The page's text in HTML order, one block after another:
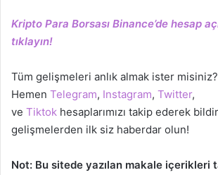
Kripto Para Borsası Binance’de hesap
tıklayın!
Tüm gelişmeleri anlık almak ister
Hemen Telegram, Instagram, Twitter,
ve Tiktok hesaplarımızı takip ederek
gelişmelerden ilk siz haberdar olun!
Not: Bu sitede yazılan makale içerikleri